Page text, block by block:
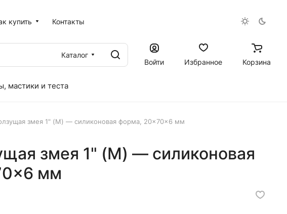
купить Контакты
Каталог
Войти
Избранное Корзина
мастики и теста
змея 1" (M) — силиконовая форма, 20×70×6 мм
змея 1" (M) — силиконовая
мм